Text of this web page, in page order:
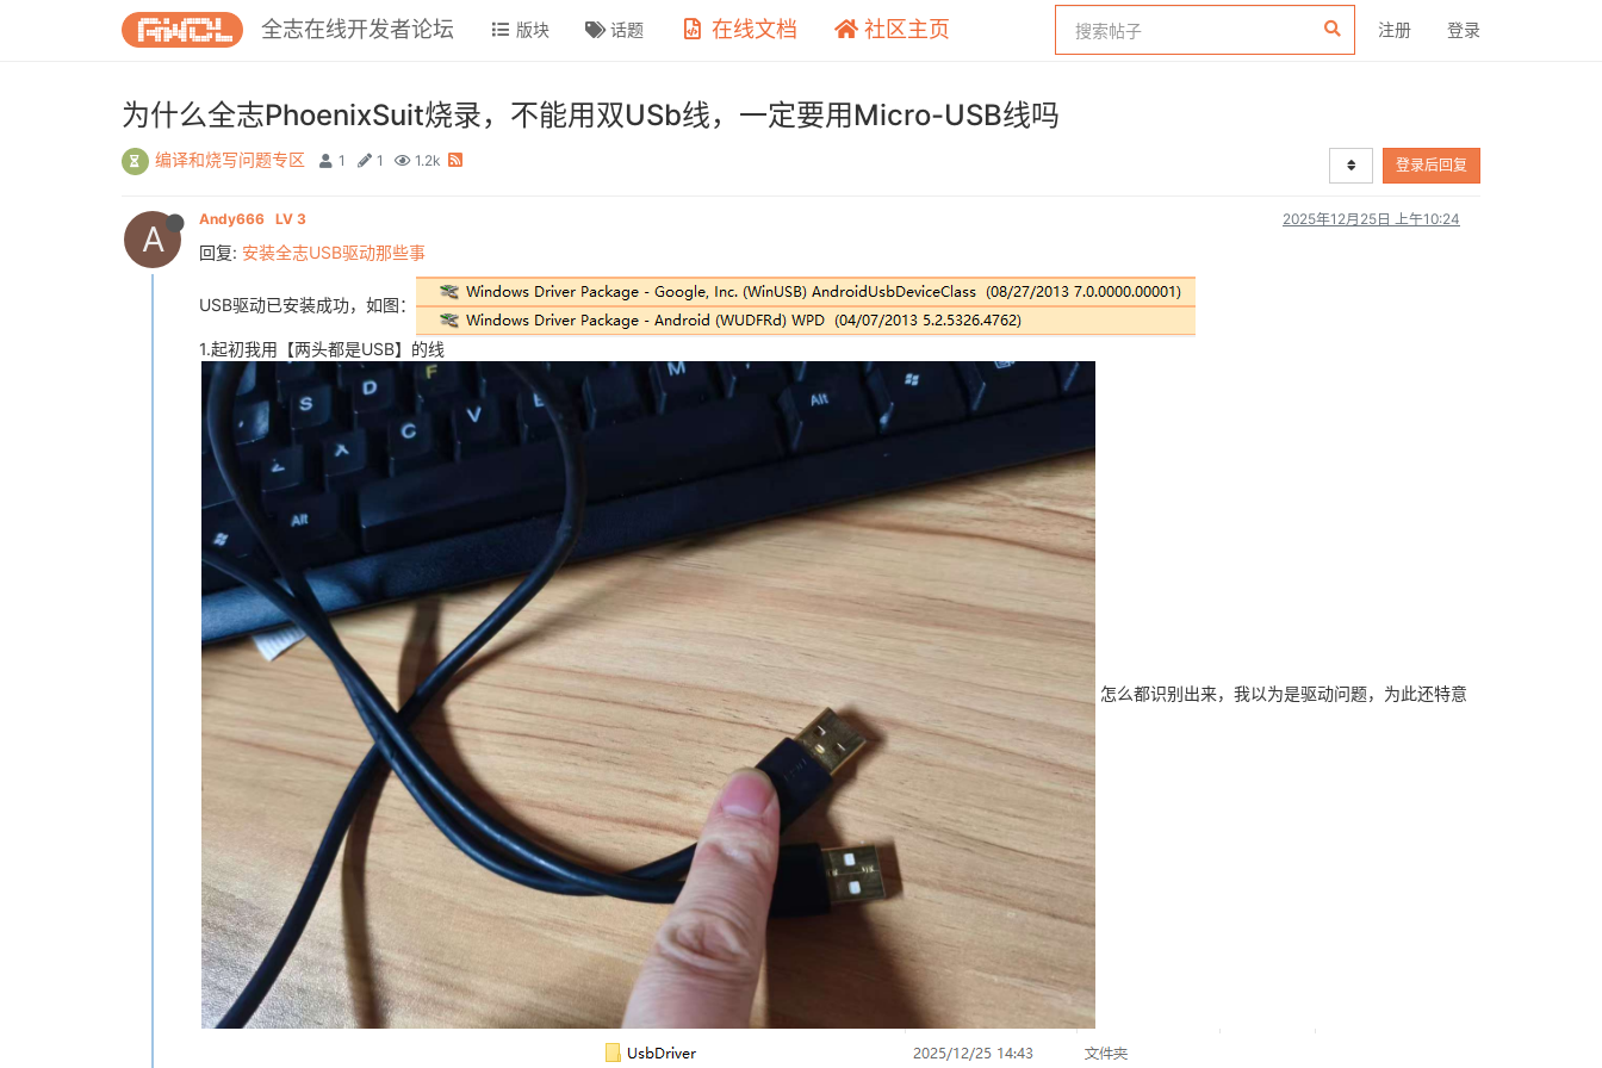
全志在线开发者论坛 注册 登录
版块 话题 在线文档 社区主页
为什么全志PhoenixSuit烧录，不能用双USb线，一定要用Micro-USB线吗
编译和烧写问题专区 1 1 1.2k 登录后回复
A Andy666 LV 3 2025年12月25日 上午10:24
回复: 安装全志USB驱动那些事
USB驱动已安装成功，如图：
1.起初我用【两头都是USB】的线
怎么都识别出来，我以为是驱动问题，为此还特意